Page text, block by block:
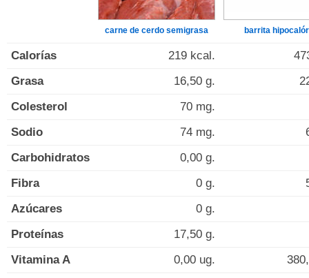
carne de cerdo semigrasa barrita
Calorías 219 kcal.
Grasa
16,50 g.
Colesterol
70 mg.
Sodio
74 mg.
Carbohidratos
0,00 g.
Fibra
0 g.
Azúcares
0 g.
Proteínas
17,50 g.
Vitamina A
0,00 ug.